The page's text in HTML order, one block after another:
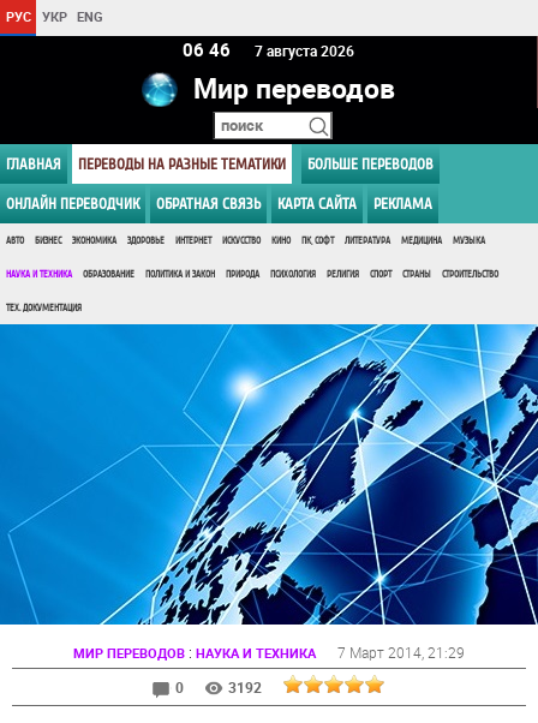
РУС УКР ENG
06:46 7 августа 2026
Мир переводов
ГЛАВНАЯ ПЕРЕВОДЫ НА РАЗНЫЕ ТЕМАТИКИ БОЛЬШЕ ПЕРЕВОДОВ
ОНЛАЙН ПЕРЕВОДЧИК ОБРАТНАЯ СВЯЗЬ КАРТА САЙТА РЕКЛАМА
АВТО БИЗНЕС ЭКОНОМИКА ЗДОРОВЬЕ ИНТЕРНЕТ ИСКУССТВО КИНО ПК, СОФТ ЛИТЕРАТУРА МЕДИЦИНА МУЗЫКА
НАУКА И ТЕХНИКА ОБРАЗОВАНИЕ ПОЛИТИКА И ЗАКОН ПРИРОДА ПСИХОЛОГИЯ РЕЛИГИЯ СПОРТ СТРАНЫ СТРОИТЕЛЬСТВО
ТЕХ. ДОКУМЕНТАЦИЯ
МИР ПЕРЕВОДОВ : НАУКА И ТЕХНИКА 7 Март 2014 , 21:29
0
3192